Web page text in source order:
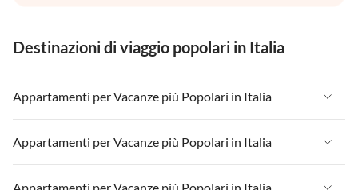
Destinazioni di viaggio popolari in Italia
Appartamenti per Vacanze più Popolari in Italia
Appartamenti per Vacanze in Italia
Appartamenti per Vacanze in Liguria
Appartamenti per Vacanze più Popolari in Italia
Appartamenti per Vacanze in Italia